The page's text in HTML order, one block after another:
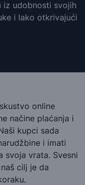
iz udobnosti svojih
i lako otkrivajući
online
načine plaćanja i
kupci sada
i imati
svoja vrata. Svesni
cilj je da